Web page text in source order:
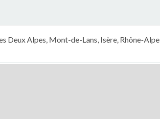
Deux Alpes, Mont-de-Lans, Isère, Rhône-